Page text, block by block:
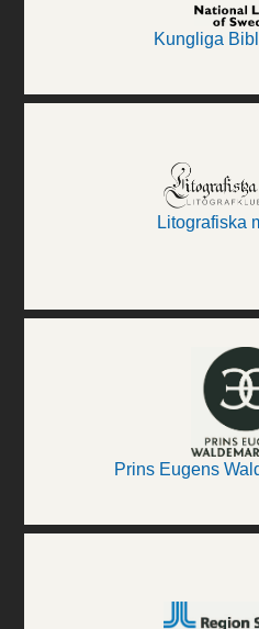
Kungliga
Litografiska
Prins Eugens